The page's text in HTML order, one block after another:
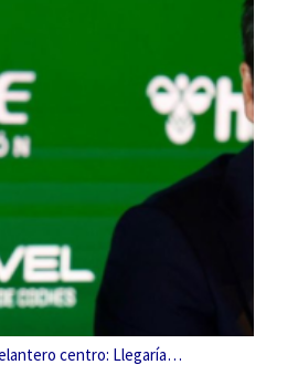
centro: Llegaría…